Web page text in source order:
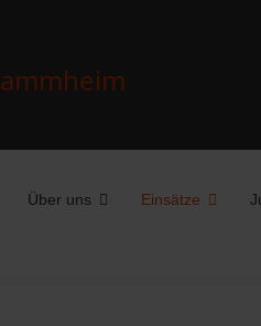
Über uns Einsätze